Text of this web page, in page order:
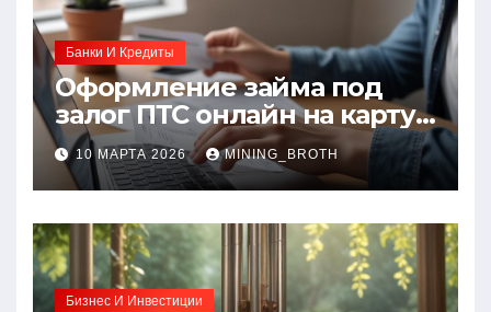
Банки И Кредиты
Оформление займа под
залог ПТС онлайн на карту
без визита в офис: порядок,
требования и документы
10 МАРТА 2026 MINING_BROTH
Бизнес И Инвестиции